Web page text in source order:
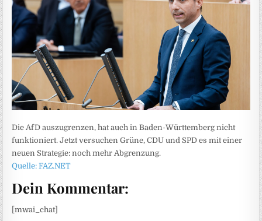
Die AfD auszugrenzen, hat auch in Baden-Württemberg nicht
funktioniert. Jetzt versuchen Grüne, CDU und SPD es mit einer
neuen Strategie: noch mehr Abgrenzung.
Quelle: FAZ.NET
Dein Kommentar:
[mwai_chat]